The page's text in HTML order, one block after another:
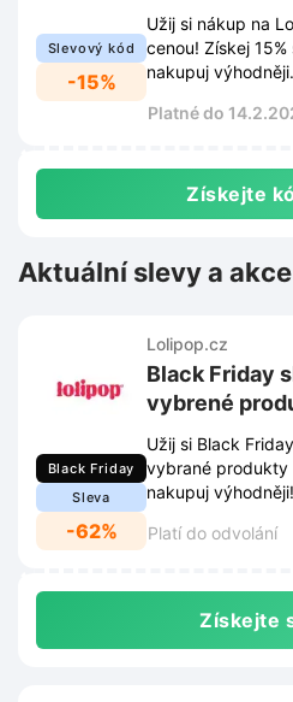
Slevový kód
-15%
Užij si nákup na
cenou! Získej
nakupuj výhodněji.
Platné do
Získejte
Aktuální slevy a akce
Black Friday
Sleva
-62%
Lolipop.cz
Black Friday
vybrené
Užij si Black
vybrané produkty
nakupuj výhodněji!
Platí do odvolání
Získejte